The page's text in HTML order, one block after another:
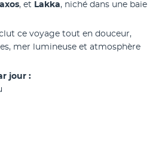
, et Lakka, niché dans une baie
ce voyage tout en douceur,
mer lumineuse et atmosphère
jour :